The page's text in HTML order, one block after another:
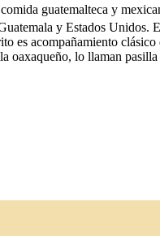
guatemalteca y
y Estados Unidos.
es acompañamiento
oaxaqueño, lo llaman